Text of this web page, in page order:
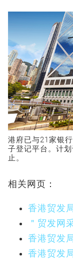
港府已与21家银
子登记平台。计
止。
相关网页：
香港贸发
＂贸发网
香港贸发
香港贸发